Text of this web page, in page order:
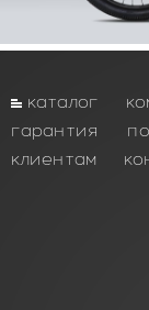
каталог
гарантия
клиентам